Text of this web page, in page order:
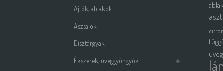
Ajtók, ablakok
Asztalok
Dísztárgyak
Ékszerek, üveggyöngyök
ablak